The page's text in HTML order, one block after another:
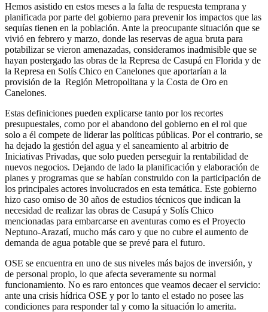
Hemos asistido en estos meses a la falta de respuesta temprana y
planificada por parte del gobierno para prevenir los impactos que las
sequías tienen en la población. Ante la preocupante situación que se
vivió en febrero y marzo, donde las reservas de agua bruta para
potabilizar se vieron amenazadas, consideramos inadmisible que se
hayan postergado las obras de la Represa de Casupá en Florida y de
la Represa en Solís Chico en Canelones que aportarían a la
provisión de la Región Metropolitana y la Costa de Oro en
Canelones.
Estas definiciones pueden explicarse tanto por los recortes
presupuestales, como por el abandono del gobierno en el rol que
solo a él compete de liderar las políticas públicas. Por el contrario, se
ha dejado la gestión del agua y el saneamiento al arbitrio de
Iniciativas Privadas, que solo pueden perseguir la rentabilidad de
nuevos negocios. Dejando de lado la planificación y elaboración de
planes y programas que se habían construido con la participación de
los principales actores involucrados en esta temática. Este gobierno
hizo caso omiso de 30 años de estudios técnicos que indican la
necesidad de realizar las obras de Casupá y Solís Chico
mencionadas para embarcarse en aventuras como es el Proyecto
Neptuno-Arazatí, mucho más caro y que no cubre el aumento de
demanda de agua potable que se prevé para el futuro.
OSE se encuentra en uno de sus niveles más bajos de inversión, y
de personal propio, lo que afecta severamente su normal
funcionamiento. No es raro entonces que veamos decaer el servicio:
ante una crisis hídrica OSE y por lo tanto el estado no posee las
condiciones para responder tal y como la situación lo amerita.